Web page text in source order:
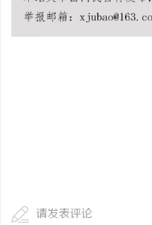
请发表评论